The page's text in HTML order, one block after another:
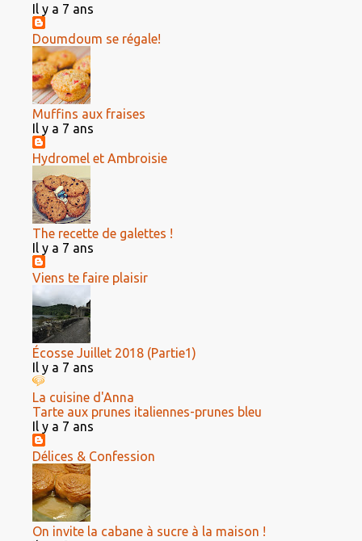
Il y a 7 ans
Doumdoum se régale!
Muffins aux fraises
Il y a 7 ans
Hydromel et Ambroisie
The recette de galettes !
Il y a 7 ans
Viens te faire plaisir
Écosse Juillet 2018 (Partie1)
Il y a 7 ans
La cuisine d'Anna
Tarte aux prunes italiennes-prunes bleu
Il y a 7 ans
Délices & Confession
On invite la cabane à sucre à la maison !